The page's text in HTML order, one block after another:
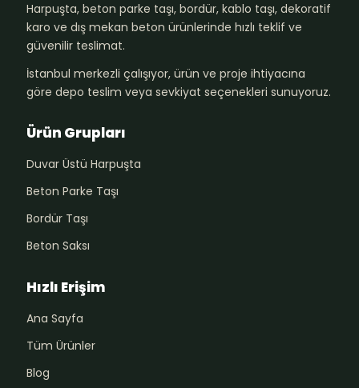
Harpuşta, beton parke taşı, bordür, kablo taşı, dekoratif
karo ve dış mekan beton ürünlerinde hızlı teklif ve
güvenilir teslimat.
İstanbul merkezli çalışıyor, ürün ve proje ihtiyacına
göre depo teslim veya sevkiyat seçenekleri sunuyoruz.
Ürün Grupları
Duvar Üstü Harpuşta
Beton Parke Taşı
Bordür Taşı
Beton Saksı
Hızlı Erişim
Ana Sayfa
Tüm Ürünler
Blog